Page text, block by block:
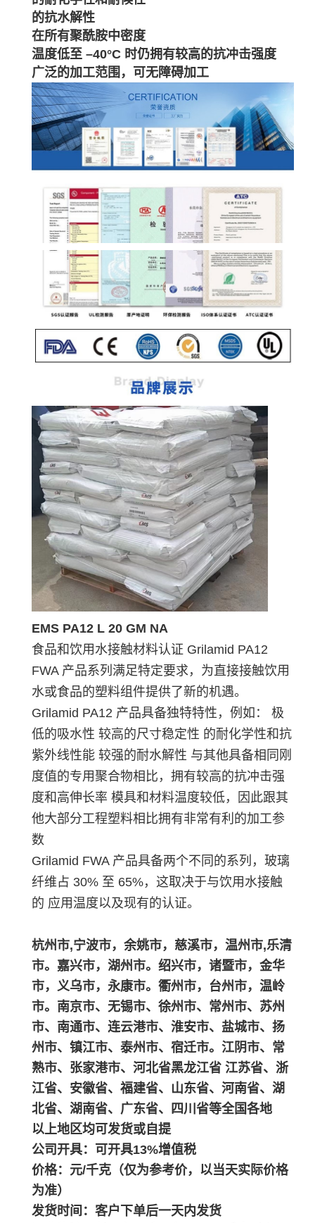
的抗水解性
在所有聚酰胺中密度
温度低至 –40°C 时仍拥有较高的抗冲击强度
广泛的加工范围，可无障碍加工
EMS PA12 L 20 GM NA
食品和饮用水接触材料认证 Grilamid PA12
FWA 产品系列满足特定要求，为直接接触饮用
水或食品的塑料组件提供了新的机遇。
Grilamid PA12 产品具备独特特性，例如： 极
低的吸水性 较高的尺寸稳定性 的耐化学性和抗
紫外线性能 较强的耐水解性 与其他具备相同刚
度值的专用聚合物相比，拥有较高的抗冲击强
度和高伸长率 模具和材料温度较低，因此跟其
他大部分工程塑料相比拥有非常有利的加工参
数
Grilamid FWA 产品具备两个不同的系列，玻璃
纤维占 30% 至 65%，这取决于与饮用水接触
的 应用温度以及现有的认证。
杭州市,宁波市，余姚市，慈溪市，温州市,乐清
市。嘉兴市，湖州市。绍兴市，诸暨市，金华
市，义乌市，永康市。衢州市，台州市，温岭
市。南京市、无锡市、徐州市、常州市、苏州
市、南通市、连云港市、淮安市、盐城市、扬
州市、镇江市、泰州市、宿迁市。江阴市、常
熟市、张家港市、河北省黑龙江省 江苏省、浙
江省、安徽省、福建省、山东省、河南省、湖
北省、湖南省、广东省、四川省等全国各地
以上地区均可发货或自提
公司开具：可开具13%增值税
价格：元/千克（仅为参考价，以当天实际价格
为准）
发货时间：客户下单后一天内发货